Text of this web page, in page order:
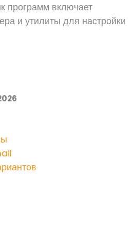
программ включает
и утилиты для настройки